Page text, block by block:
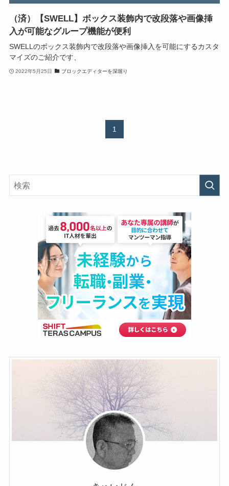
（済）【SWELL】ボックス装飾内で改段落や画像挿
入が可能なグループ機能が便利
SWELLのボックス装飾内で改段落や画像挿入を可能にするカスタ
マイズのご紹介です、
2022年5月25日 ブロックエディターを深堀り
1